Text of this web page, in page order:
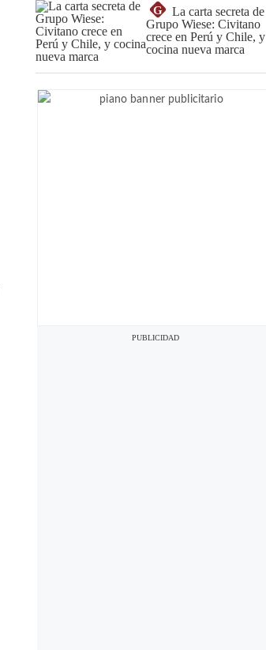
G
La carta secreta de
Grupo Wiese: Civitano
crece en Perú y Chile, y
cocina nueva marca